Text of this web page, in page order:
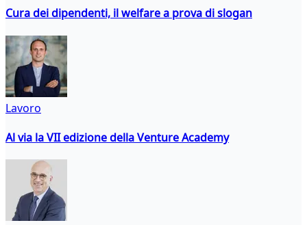
Cura dei dipendenti, il welfare a prova di slogan
Lavoro
Al via la VII edizione della Venture Academy